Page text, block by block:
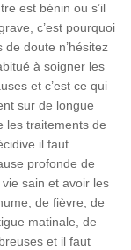
est bénin ou s’il
c’est pourquoi
doute n’hésitez
à soigner les
et c’est ce qui
sur de longue
les traitements de
il faut
profonde de
sain et avoir les
de fièvre, de
matinale, de
et il faut